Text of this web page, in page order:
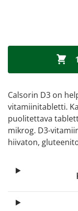
Calsorin D3 on
vitamiinitabletti.
puolitettava
mikrog. D3-
hiivaton,